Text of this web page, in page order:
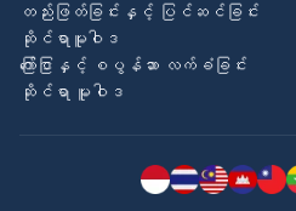
တည်းဖြတ်ခြင်းနှင့် ပြင်ဆင်ခြင်း
ဆိုင်ရာမူဝါဒ
ကြော်ငြာနှင့် စပွန်ဆာ လက်ခံခြင်း
ဆိုင်ရာ မူဝါဒ